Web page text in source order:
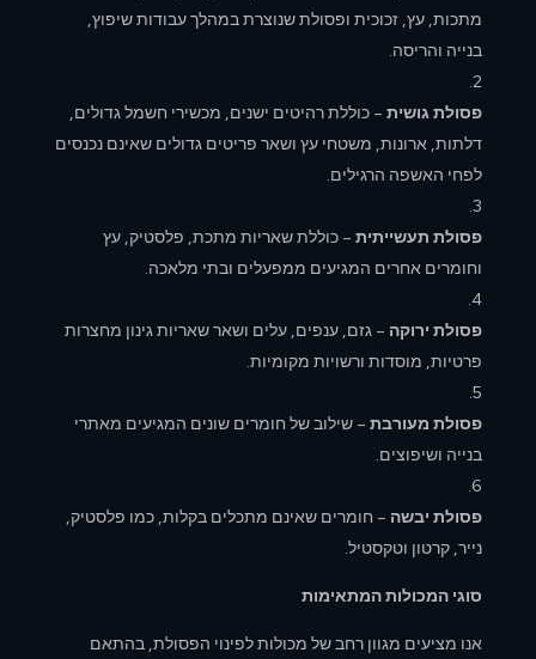
מתכות, עץ, זכוכית ופסולת שנוצרת במהלך עבודות שיפוץ,
בנייה והריסה.
פסולת גושית– כוללת רהיטים ישנים, מכשירי חשמל גדולים,
דלתות, ארונות, משטחי עץ ושאר פריטים גדולים שאינם נכנסים
לפחי האשפה הרגילים.
פסולת תעשייתית– כוללת שאריות מתכת, פלסטיק, עץ
וחומרים אחרים המגיעים ממפעלים ובתי מלאכה.
פסולת ירוקה – גזם, ענפים, עלים ושאר שאריות גינון מחצרות
פרטיות, מוסדות ורשויות מקומיות.
פסולת מעורבת– שילוב של חומרים שונים המגיעים מאתרי
בנייה ושיפוצים.
פסולת יבשה – חומרים שאינם מתכלים בקלות, כמו פלסטיק,
נייר, קרטון וטקסטיל.
סוגי המכולות המתאימות
אנו מציעים מגוון רחב של מכולות לפינוי הפסולת, בהתאם